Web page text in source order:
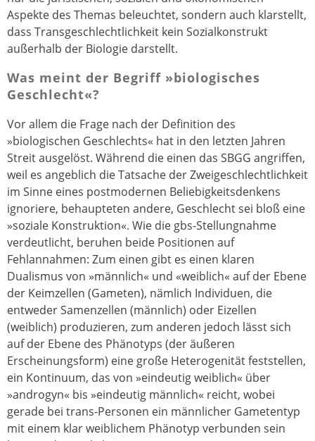
Aspekte des Themas beleuchtet, sondern auch klarstellt,
dass Transgeschlechtlichkeit kein Sozialkonstrukt
außerhalb der Biologie darstellt.
Was meint der Begriff »biologisches
Geschlecht«?
Vor allem die Frage nach der Definition des
»biologischen Geschlechts« hat in den letzten Jahren
Streit ausgelöst. Während die einen das SBGG angriffen,
weil es angeblich die Tatsache der Zweigeschlechtlichkeit
im Sinne eines postmodernen Beliebigkeitsdenkens
ignoriere, behaupteten andere, Geschlecht sei bloß eine
»soziale Konstruktion«. Wie die gbs-Stellungnahme
verdeutlicht, beruhen beide Positionen auf
Fehlannahmen: Zum einen gibt es einen klaren
Dualismus von »männlich« und «weiblich« auf der Ebene
der Keimzellen (Gameten), nämlich Individuen, die
entweder Samenzellen (männlich) oder Eizellen
(weiblich) produzieren, zum anderen jedoch lässt sich
auf der Ebene des Phänotyps (der äußeren
Erscheinungsform) eine große Heterogenität feststellen,
ein Kontinuum, das von »eindeutig weiblich« über
»androgyn« bis »eindeutig männlich« reicht, wobei
gerade bei trans-Personen ein männlicher Gametentyp
mit einem klar weiblichem Phänotyp verbunden sein